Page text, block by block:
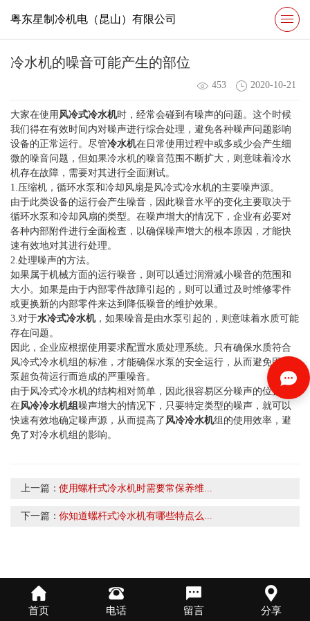
粤东星制冷机电（昆山）有限公司
冷水机的噪音可能产生的部位
453 2020-10-21
大家在使用 风冷式冷水机时，经常会碰到有噪声的问题。这个时候
我们得在有效时间内对噪声进行综合处理，避免各种噪声问题影响
设备的正常运行。尽管冷水机在日常使用过程中或多或少会产生细
微的噪音问题，但如果冷水机的噪音范围不断扩大，则意味着冷水
机存在故障，需要对其进行全面测试。
1.压缩机，循环水泵和冷却风扇是风冷式冷水机的主要噪声源。
由于此类设备的运行会产生噪音，因此噪音水平的变化主要取决于
循环水泵和冷却风扇的类型。在噪声增大的情况下，企业有必要对
各种内部附件进行全面检查，以确保噪声增大的根本原因，才能快
速有效地对其进行处理。
2.处理噪声的方法。
如果属于机械方面的运行噪音，则可以通过润滑减小噪音的范围和
大小。如果是由于内部零件故障引起的，则可以通过及时维修零件
或更换新的内部零件来达到降低噪音的维护效果。
3.对于水冷式冷水机，如果噪音是由水泵引起的，则意味着水质可能
存在问题。
因此，企业应根据使用要求配置水质处理系统。只有确保水质符合
风冷式冷水机组的标准，才能确保水泵的安全运行，从而避免因水
泵超负荷运行而造成的严重噪音。
由于风冷式冷水机的结构相对简单，因此很容易区分噪声的位置。
在风冷冷水机组 噪声增大的情况下，只要特定类型的噪声，就可以
快速有效地确定噪声源，从而提高了 风冷冷水机组的使用效率，避
免了对冷水机组的影响。
上一篇：使用螺杆式冷水机时需要常保养维...
下一篇：你知道螺杆式冷水机有哪些特点么...
首页 电话 留言 分享